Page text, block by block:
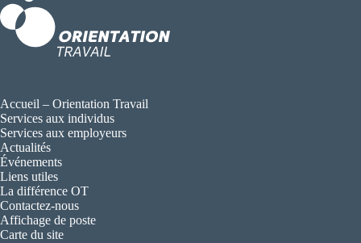
Accueil – Orientation Travail
Services aux individus
Services aux employeurs
Actualités
Événements
Liens utiles
La différence OT
Contactez-nous
Affichage de poste
Carte du site